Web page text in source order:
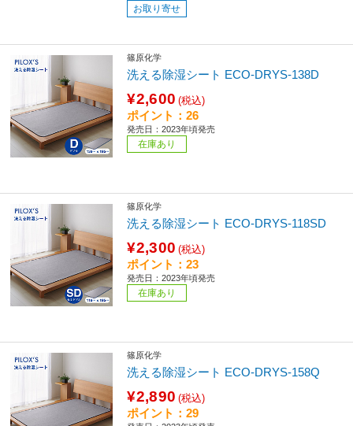
お取り寄せ
篠原化学
洗える除湿シート ECO-DRYS-138D
¥2,600 (税込)
ポイント：26
発売日：2023年頃発売
在庫あり
篠原化学
洗える除湿シート ECO-DRYS-118SD
¥2,300 (税込)
ポイント：23
発売日：2023年頃発売
在庫あり
篠原化学
洗える除湿シート ECO-DRYS-158Q
¥2,890 (税込)
ポイント：29